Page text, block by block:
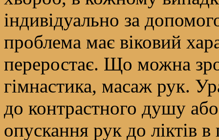
індивідуально за
проблема має віковий
переростає. Що можна
гімнастика, масаж рук.
до контрастного душу
опускання рук до ліктів